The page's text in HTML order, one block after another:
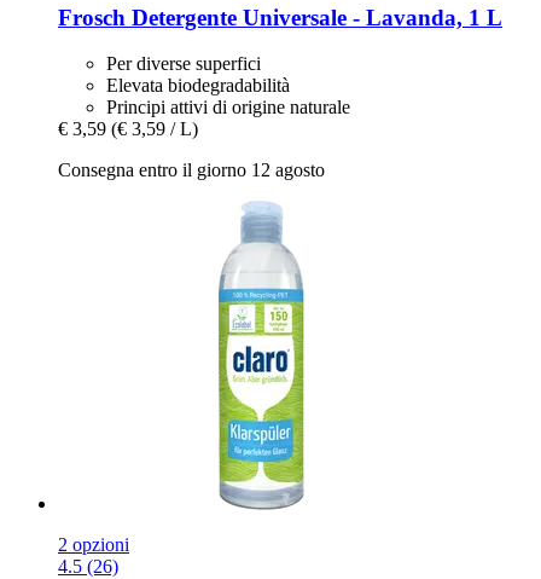
Frosch Detergente Universale -​ Lavanda, 1 L
Per diverse superfici
Elevata biodegradabilità
Principi attivi di origine naturale
€ 3,59 (€ 3,59 / L)
Consegna entro il giorno 12 agosto
2 opzioni
4.5 (26)